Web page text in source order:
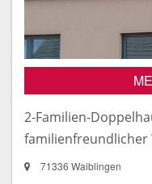
2-Familien-
familienfreundlicher
71336 Waiblingen